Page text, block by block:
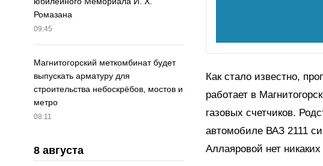
Ромазана
09:45
Магнитогорский меткомбинат будет
выпускать арматуру для
строительства небоскрёбов, мостов и
метро
08:11
8 августа
Как стало известно,
работает в
газовых счетчиков.
автомобиле ВАЗ 2111
Аллаяровой нет никаких